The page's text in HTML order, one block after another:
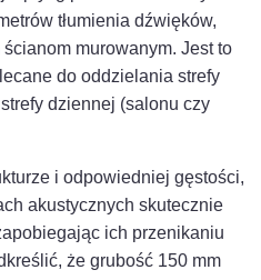
tłumienia dźwięków,
murowanym. Jest to
do oddzielania strefy
dziennej (salonu czy
i odpowiedniej gęstości,
akustycznych skutecznie
ich przenikaniu
że grubość 150 mm